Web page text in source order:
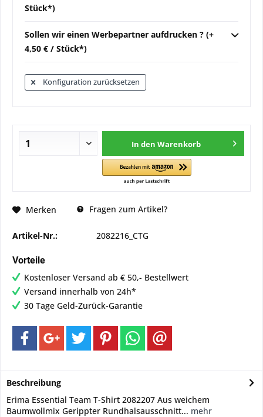
Stück*)
Sollen wir einen Werbepartner aufdrucken ? (+
4,50 € / Stück*)
Konfiguration zurücksetzen
In den Warenkorb
Merken Fragen zum Artikel?
Artikel-Nr.: 2082216_CTG
Vorteile
Kostenloser Versand ab € 50,- Bestellwert
Versand innerhalb von 24h*
30 Tage Geld-Zurück-Garantie
Beschreibung
Erima Essential Team T-Shirt 2082207 Aus weichem
Baumwollmix Gerippter Rundhalsausschnitt... mehr